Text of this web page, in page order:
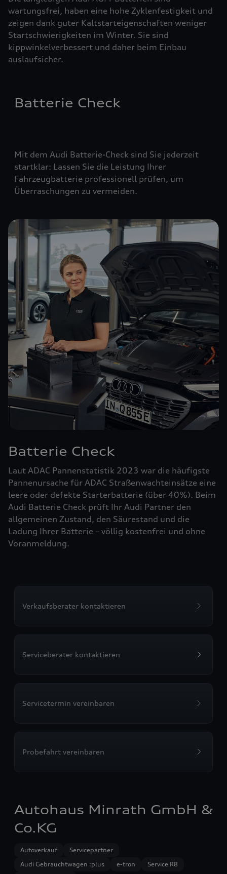
wartungsfrei, haben eine hohe Zyklenfestigkeit und
zeigen dank guter Kaltstarteigenschaften weniger
Startschwierigkeiten im Winter. Sie sind
kippwinkelverbessert und daher beim Einbau
auslaufsicher.
Batterie Check
Mit dem Audi Batterie-Check sind Sie jederzeit
startklar: Lassen Sie die Leistung Ihrer
Fahrzeugbatterie professionell prüfen, um
Überraschungen zu vermeiden.
Batterie Check
Laut ADAC Pannenstatistik 2023 war die häufigste
Pannenursache für ADAC Straßenwachteinsätze eine
leere oder defekte Starterbatterie (über 40%). Beim
Audi Batterie Check prüft Ihr Audi Partner den
allgemeinen Zustand, den Säurestand und die
Ladung Ihrer Batterie – völlig kostenfrei und ohne
Voranmeldung.
Verkaufsberater kontaktieren
Serviceberater kontaktieren
Servicetermin vereinbaren
Probefahrt vereinbaren
Autohaus Minrath GmbH &
Co.KG
Autoverkauf
Servicepartner
Audi Gebrauchtwagen :plus
e-tron
Service R8